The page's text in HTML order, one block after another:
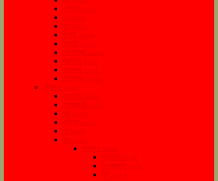
এপ্রিল ২০২২
মে ২০২২
জুন ২০২২
জুলাই ২০২২
আগস্ট ২০২২
সেপ্টেম্বর ২০২২
অক্টোবর ২০২২
নভেম্বর ২০২২
ডিসেম্বর ২০২২
সংরক্ষণ ২০২৩
জানুয়ারি ২০২৩
ফেব্রুয়ারি ২০২৩
মার্চ ২০২৩
এপ্রিল ২০২৩
মে ২০২৩
জুন ২০২৩
সংরক্ষণ ২০২৪
জানুয়ারি ২০২৪
ফেব্রুয়ারি ২০২৪
মার্চ ২০২৪